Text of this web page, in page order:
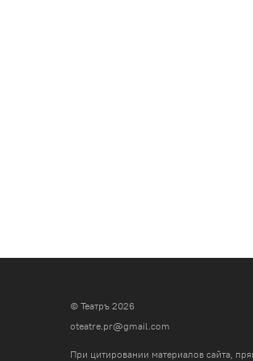
© Театръ 2026
oteatre.pr@gmail.com
При цитировании материалов сайта,